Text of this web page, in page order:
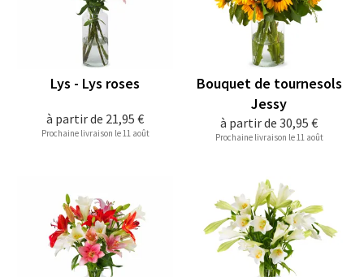
à partir de 21,95 €
Lys - Lys roses
Prochaine livraison le 11 août
à partir de 30,95 €
Bouquet de tournesols
Jessy
Prochaine livraison le 11 août